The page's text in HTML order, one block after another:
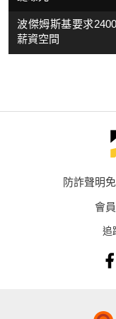
波傑姆斯基要求
薪資空間
防詐聲明
會
追